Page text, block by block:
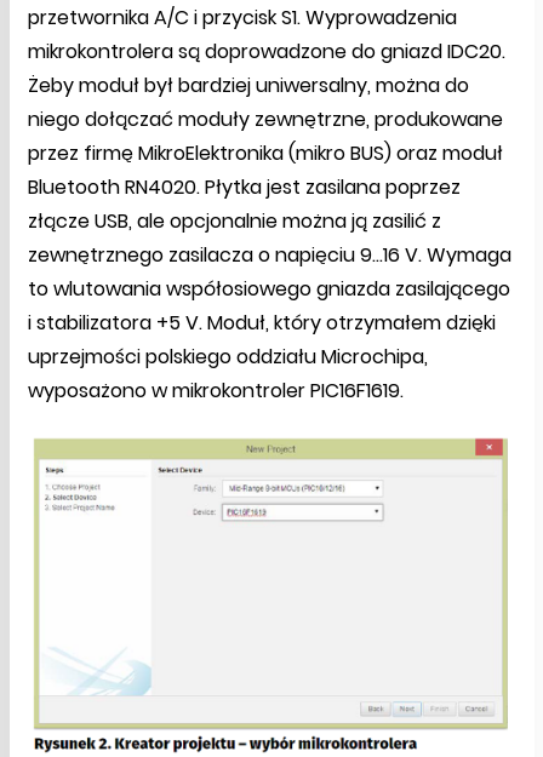
przetwornika A/C i przycisk S1. Wyprowadzenia
mikrokontrolera są doprowadzone do gniazd IDC20.
Żeby moduł był bardziej uniwersalny, można do
niego dołączać moduły zewnętrzne, produkowane
przez firmę MikroElektronika (mikro BUS) oraz moduł
Bluetooth RN4020. Płytka jest zasilana poprzez
złącze USB, ale opcjonalnie można ją zasilić z
zewnętrznego zasilacza o napięciu 9…16 V. Wymaga
to wlutowania współosiowego gniazda zasilającego
i stabilizatora +5 V. Moduł, który otrzymałem dzięki
uprzejmości polskiego oddziału Microchipa,
wyposażono w mikrokontroler PIC16F1619.